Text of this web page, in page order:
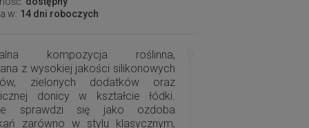
w: 14 dni roboczych
kompozycja roślinna,
z wysokiej jakości silikonowych
zielonych dodatków oraz
donicy w kształcie łódki.
sprawdzi się jako ozdoba
zarówno w stylu klasycznym,